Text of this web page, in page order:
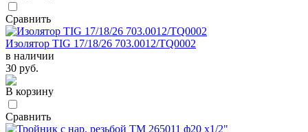
Сравнить
Изолятор TIG 17/18/26 703.0012/TQ0002
в наличии
30 руб.
В корзину
Сравнить